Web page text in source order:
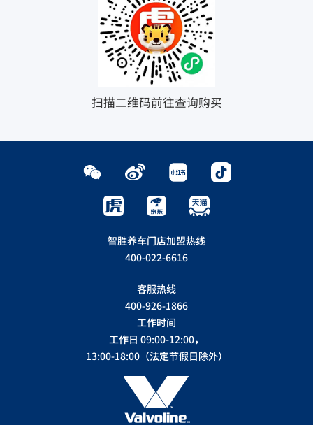
扫描二维码前往查询购买
智胜养车门店加盟热线
400-022-6616
客服热线
400-926-1866
工作时间
工作日 09:00-12:00，
13:00-18:00（法定节假日除外）